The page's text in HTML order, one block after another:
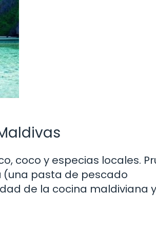
coco y especias locales.
(una pasta de pescado
de la cocina maldiviana y